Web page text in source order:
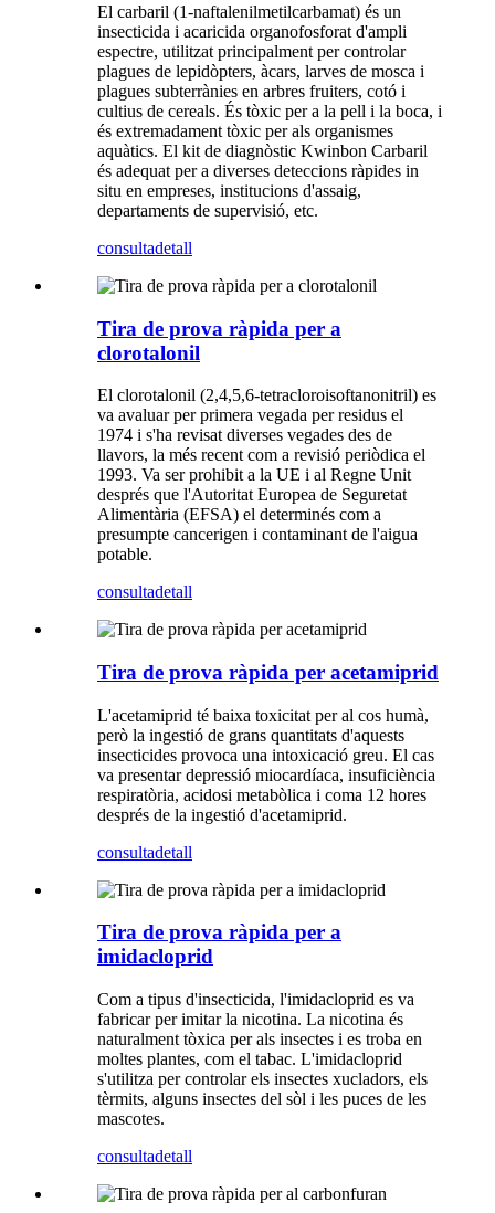
El carbaril (1-naftalenilmetilcarbamat) és un
insecticida i acaricida organofosforat d'ampli
espectre, utilitzat principalment per controlar
plagues de lepidòpters, àcars, larves de mosca i
plagues subterrànies en arbres fruiters, cotó i
cultius de cereals. És tòxic per a la pell i la boca, i
és extremadament tòxic per als organismes
aquàtics. El kit de diagnòstic Kwinbon Carbaril
és adequat per a diverses deteccions ràpides in
situ en empreses, institucions d'assaig,
departaments de supervisió, etc.
consultadetall
Tira de prova ràpida per a
clorotalonil
El clorotalonil (2,4,5,6-tetracloroisoftanonitril) es
va avaluar per primera vegada per residus el
1974 i s'ha revisat diverses vegades des de
llavors, la més recent com a revisió periòdica el
1993. Va ser prohibit a la UE i al Regne Unit
després que l'Autoritat Europea de Seguretat
Alimentària (EFSA) el determinés com a
presumpte cancerigen i contaminant de l'aigua
potable.
consultadetall
Tira de prova ràpida per acetamiprid
L'acetamiprid té baixa toxicitat per al cos humà,
però la ingestió de grans quantitats d'aquests
insecticides provoca una intoxicació greu. El cas
va presentar depressió miocardíaca, insuficiència
respiratòria, acidosi metabòlica i coma 12 hores
després de la ingestió d'acetamiprid.
consultadetall
Tira de prova ràpida per a
imidacloprid
Com a tipus d'insecticida, l'imidacloprid es va
fabricar per imitar la nicotina. La nicotina és
naturalment tòxica per als insectes i es troba en
moltes plantes, com el tabac. L'imidacloprid
s'utilitza per controlar els insectes xucladors, els
tèrmits, alguns insectes del sòl i les puces de les
mascotes.
consultadetall